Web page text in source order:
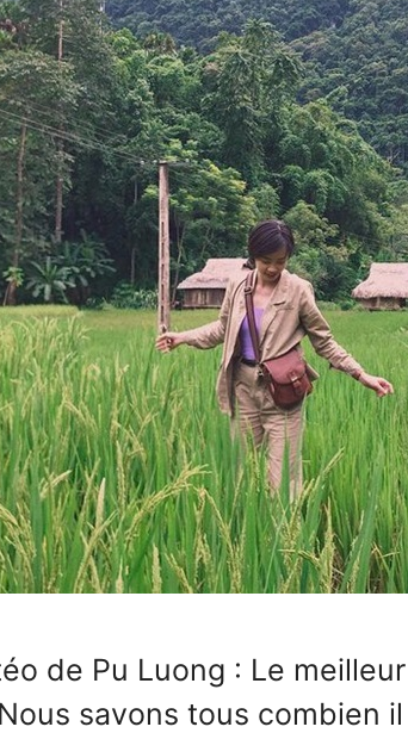
de Pu Luong : Le
savons tous combien